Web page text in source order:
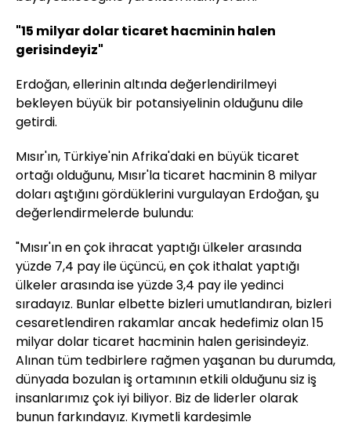
"15 milyar dolar ticaret hacminin halen
gerisindeyiz"
Erdoğan, ellerinin altında değerlendirilmeyi
bekleyen büyük bir potansiyelinin olduğunu dile
getirdi.
Mısır'ın, Türkiye'nin Afrika'daki en büyük ticaret
ortağı olduğunu, Mısır'la ticaret hacminin 8 milyar
doları aştığını gördüklerini vurgulayan Erdoğan, şu
değerlendirmelerde bulundu:
"Mısır'ın en çok ihracat yaptığı ülkeler arasında
yüzde 7,4 pay ile üçüncü, en çok ithalat yaptığı
ülkeler arasında ise yüzde 3,4 pay ile yedinci
sıradayız. Bunlar elbette bizleri umutlandıran, bizleri
cesaretlendiren rakamlar ancak hedefimiz olan 15
milyar dolar ticaret hacminin halen gerisindeyiz.
Alınan tüm tedbirlere rağmen yaşanan bu durumda,
dünyada bozulan iş ortamının etkili olduğunu siz iş
insanlarımız çok iyi biliyor. Biz de liderler olarak
bunun farkındayız. Kıymetli kardeşimle